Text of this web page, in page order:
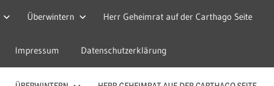
Überwintern Herr Geheimrat auf der Carthago Seite
Impressum Datenschutzerklärung